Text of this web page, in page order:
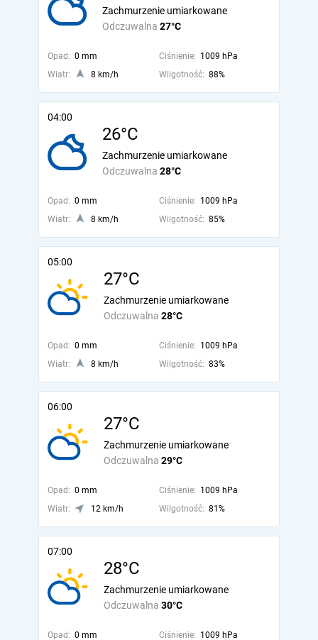
Odczuwalna 27°C
Zachmurzenie umiarkowane
Opad: 0 mm Ciśnienie: 1009 hPa
Wiatr:
8 km/h Wilgotność: 88%
04:00
26°C
Odczuwalna 28°C
Zachmurzenie umiarkowane
Opad: 0 mm Ciśnienie: 1009 hPa
Wiatr:
8 km/h Wilgotność: 85%
05:00
27°C
Odczuwalna 28°C
Zachmurzenie umiarkowane
Opad: 0 mm Ciśnienie: 1009 hPa
Wiatr:
8 km/h Wilgotność: 83%
06:00
27°C
Odczuwalna 29°C
Zachmurzenie umiarkowane
Opad: 0 mm Ciśnienie: 1009 hPa
Wiatr:
12 km/h Wilgotność: 81%
07:00
28°C
Odczuwalna 30°C
Zachmurzenie umiarkowane
Opad: 0 mm Ciśnienie: 1009 hPa